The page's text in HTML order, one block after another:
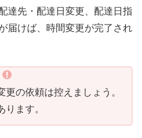
達先・配達日変更、配達日指
届けば、時間変更が完了され
の依頼は控えましょう。
ます。